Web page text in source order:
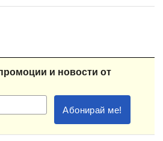
и новости от